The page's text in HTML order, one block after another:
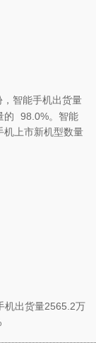
智能手机出货量
的 98.0%。智能
机上市新机型数量
机出货量2565.2万